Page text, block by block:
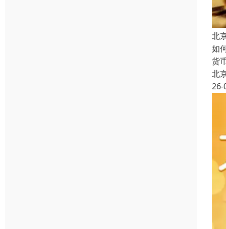
北
如
货
北
26-